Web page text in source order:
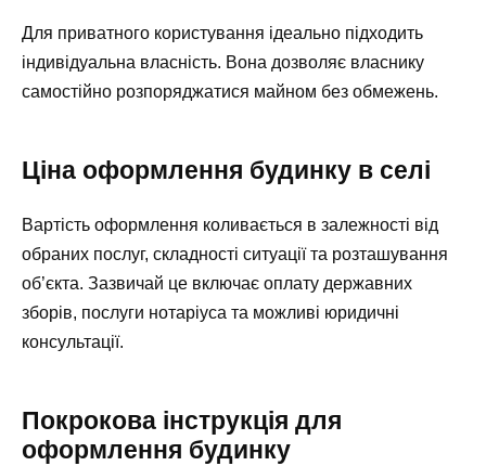
Для приватного користування ідеально підходить
індивідуальна власність. Вона дозволяє власнику
самостійно розпоряджатися майном без обмежень.
Ціна оформлення будинку в селі
Вартість оформлення коливається в залежності від
обраних послуг, складності ситуації та розташування
об’єкта. Зазвичай це включає оплату державних
зборів, послуги нотаріуса та можливі юридичні
консультації.
Покрокова інструкція для
оформлення будинку